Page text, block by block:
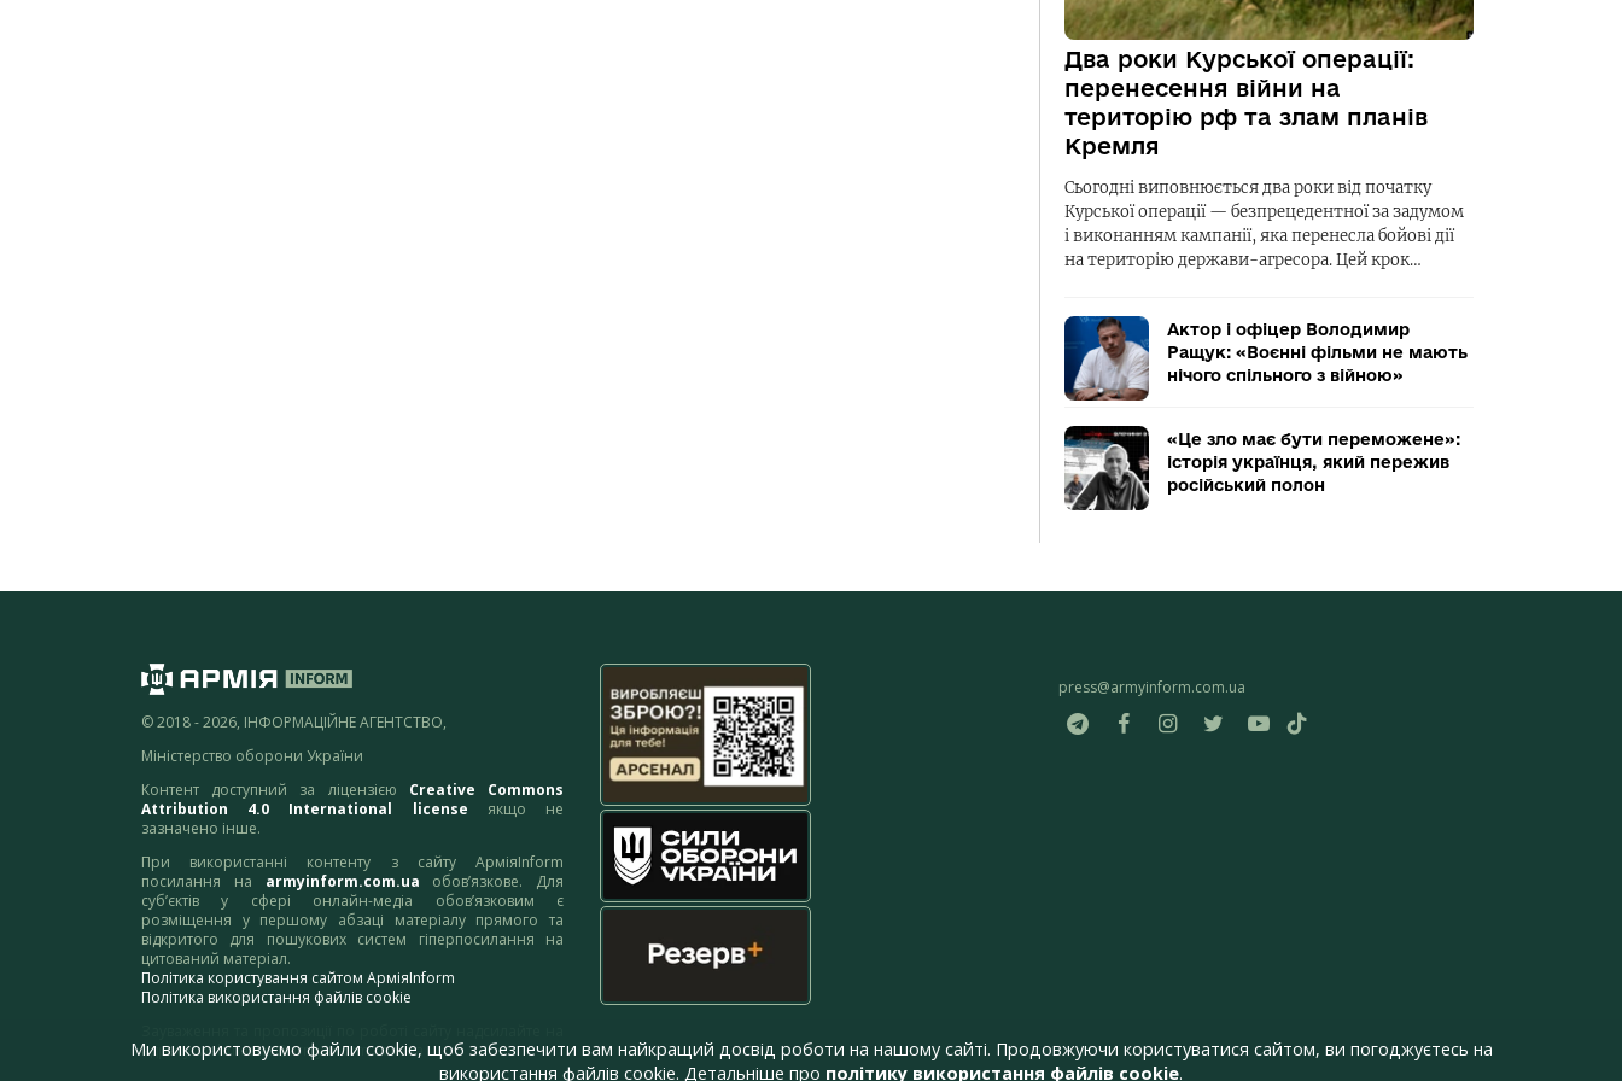
Два роки Курської операції:
перенесення війни на
територію рф та злам планів
Кремля
Сьогодні виповнюється два роки від початку
Курської операції — безпрецедентної за задумом
і виконанням кампанії, яка перенесла бойові дії
на територію держави-агресора. Цей крок…
Актор і офіцер Володимир
Ращук: «Воєнні фільми не мають
нічого спільного з війною»
«Це зло має бути переможене»:
історія українця, який пережив
російський полон
© 2018 - 2026, ІНФОРМАЦІЙНЕ АГЕНТСТВО,
Міністерство оборони України
Контент доступний за ліцензією Creative Commons
Attribution 4.0 International license якщо не
зазначено інше.
При використанні контенту з сайту АрміяInform
посилання на armyinform.com.ua обов’язкове. Для
суб’єктів у сфері онлайн-медіа обов’язковим є
розміщення у першому абзаці матеріалу прямого та
відкритого для пошукових систем гіперпосилання на
цитований матеріал.
Політика користування сайтом АрміяInform
Політика використання файлів cookie
адресу:webmaster@armyinform.com.ua
press@armyinform.com.ua
Ми використовуємо файли cookie, щоб забезпечити вам найкращий досвід роботи на нашому сайті. Продовжуючи користуватися сайтом, ви погоджуєтесь на
використання файлів cookie. Детальніше про політику використання файлів cookie.